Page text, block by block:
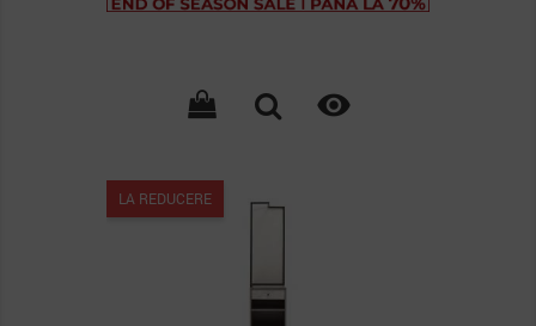

LA REDUCERE